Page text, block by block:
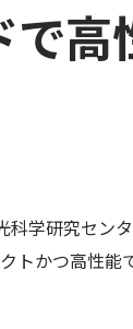
高
科学研究セン
トかつ高性能